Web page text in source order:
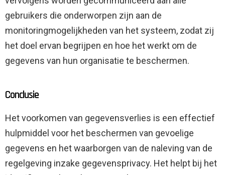
gebruikers die onderworpen zijn aan de
monitoringmogelijkheden van het systeem, zodat zij
het doel ervan begrijpen en hoe het werkt om de
gegevens van hun organisatie te beschermen.
Conclusie
Het voorkomen van gegevensverlies is een effectief
hulpmiddel voor het beschermen van gevoelige
gegevens en het waarborgen van de naleving van de
regelgeving inzake gegevensprivacy. Het helpt bij het